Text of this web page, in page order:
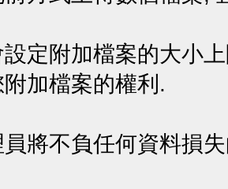
定附加檔案的大小
加檔案的權利.
將不負任何資料損